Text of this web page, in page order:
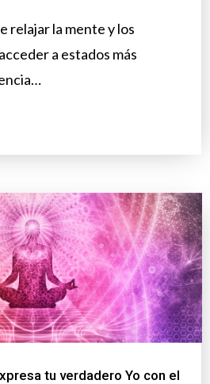
relajar la mente y los
a estados más
tu verdadero Yo con el